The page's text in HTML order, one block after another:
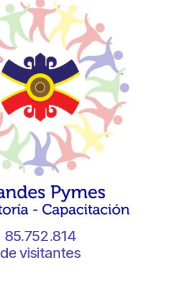
85.752.814
de visitantes